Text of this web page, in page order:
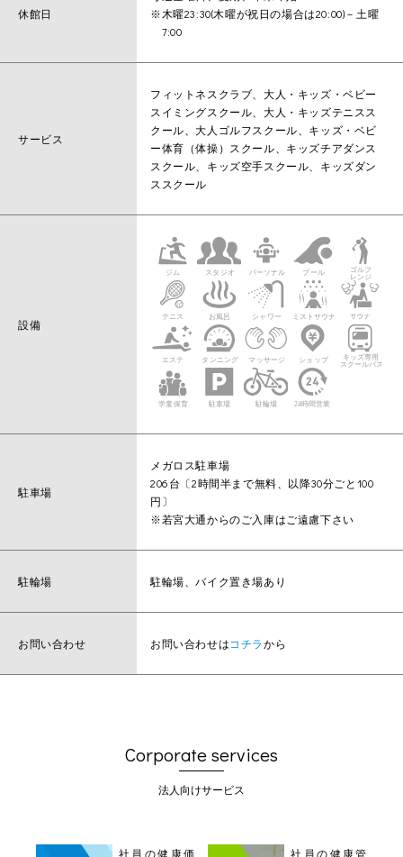
休館日
※木曜23:30(木曜が祝日の場合は20:00)－土曜
7:00
サービス
フィットネスクラブ、大人・キッズ・ベビー
スイミングスクール、大人・キッズテニスス
クール、大人ゴルフスクール、キッズ・ベビ
ー体育（体操）スクール、キッズチアダンス
スクール、キッズ空手スクール、キッズダン
ススクール
設備
駐車場
メガロス駐車場
206台〔2時間半まで無料、以降30分ごと100
円〕
※若宮大通からのご入庫はご遠慮下さい
駐輪場 駐輪場、バイク置き場あり
お問い合わせ お問い合わせはコチラから
Corporate services
法人向けサービス
社員の健康価
社員の健康管